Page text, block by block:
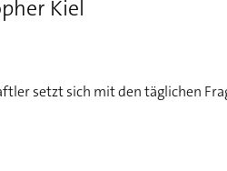
Leberentzündung heilt meist
Kiel
setzt sich mit den täglichen